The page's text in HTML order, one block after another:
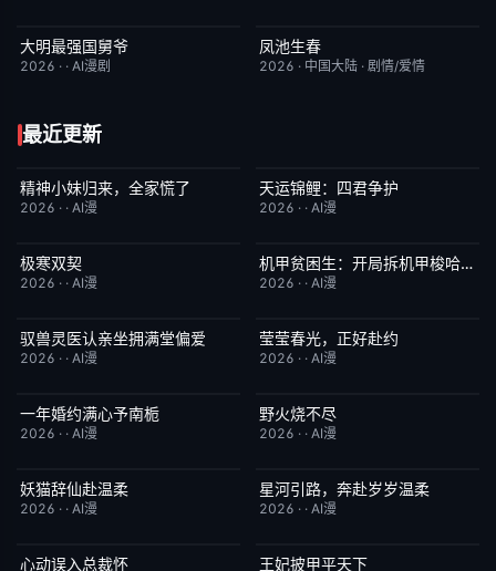
完结
大明最强国舅爷
2026 · · AI漫剧
已完结
凤池生春
2026 · 中国大陆 · 剧情/爱情
最近更新
完结
精神小妹归来，全家慌了
2026 · · AI漫
完结
天运锦鲤：四君争护
2026 · · AI漫
完结
极寒双契
2026 · · AI漫
完结 1.0机甲贫困生：开局拆机甲梭哈成神
2026 · · AI漫
完结
驭兽灵医认亲坐拥满堂偏爱
2026 · · AI漫
完结
莹莹春光，正好赴约
2026 · · AI漫
完结
一年婚约满心予南栀
2026 · · AI漫
完结
野火烧不尽
2026 · · AI漫
完结
妖猫辞仙赴温柔
2026 · · AI漫
完结
星河引路，奔赴岁岁温柔
2026 · · AI漫
完结
心动误入总裁怀 完结
王妃披甲平天下